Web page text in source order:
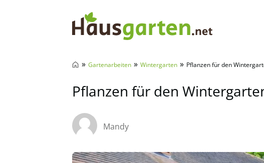
» Gartenarbeiten » Wintergarten » Pflanzen für den
Pflanzen für den
Mandy